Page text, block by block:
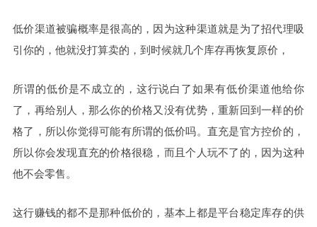
低价渠道被骗概率是很高的，因为这种渠道就是为了招代理吸
引你的，他就没打算卖的，到时候就几个库存再恢复原价，
所谓的低价是不成立的，这行说白了如果有低价渠道他给你
了，再给别人，那么你的价格又没有优势，重新回到一样的价
格了，所以你觉得可能有所谓的低价吗。直充是官方控价的，
所以你会发现直充的价格很稳，而且个人玩不了的，因为这种
他不会零售。
这行赚钱的都不是那种低价的，基本上都是平台稳定库存的供